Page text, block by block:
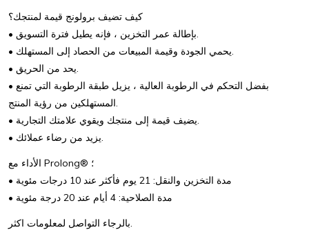
كيف تضيف برولونج قيمة لمنتجك؟
• بإطالة عمر التخزين ، فإنه يطيل فترة التسويق.
• يحمي الجودة وقيمة المبيعات من الحصاد إلى المستهلك.
• يحد من الحريق.
• بفضل التحكم في الرطوبة العالية ، يزيل طبقة الرطوبة التي تمنع
المستهلكين من رؤية المنتج.
• يضيف قيمة إلى منتجك ويقوي علامتك التجارية.
• يزيد من رضاء عملائك.
الأداء مع Prolong® ؛
• مدة التخزين والنقل: 21 يوم فأكثر عند 10 درجات مئوية
• مدة الصلاحية: 4 أيام عند 20 درجة مئوية
بالرجاء التواصل لمعلومات اكثر.